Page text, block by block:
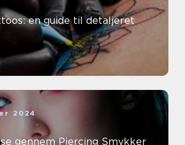
en guide til detaljeret
2024
gennem Piercing Smykker